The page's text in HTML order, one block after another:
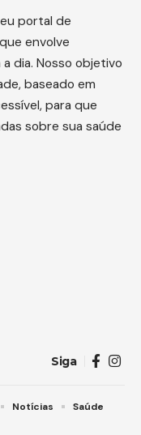
portal de
envolve
dia. Nosso objetivo
baseado em
para que
sobre sua saúde
Siga
Notícias
Saúde